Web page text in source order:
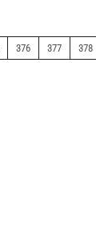
376 377 378